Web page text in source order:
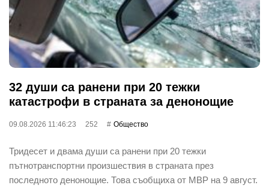
32 души са ранени при 20 тежки
катастрофи в страната за денонощие
09.08.2026 11:46:23 252 Общество
Тридесет и двама души са ранени при 20 тежки
пътнотранспортни произшествия в страната през
последното денонощие. Това съобщиха от МВР на 9 август.